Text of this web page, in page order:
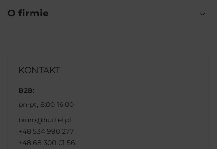
O firmie
KONTAKT
B2B:
pn-pt, 8:00 16:00
biuro@hurtel.pl
+48 534 990 277
+48 68 300 01 56